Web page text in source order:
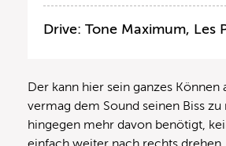
Drive: Tone Maximum, Les
Der kann hier sein ganzes Können
vermag dem Sound seinen Biss
hingegen mehr davon benötigt,